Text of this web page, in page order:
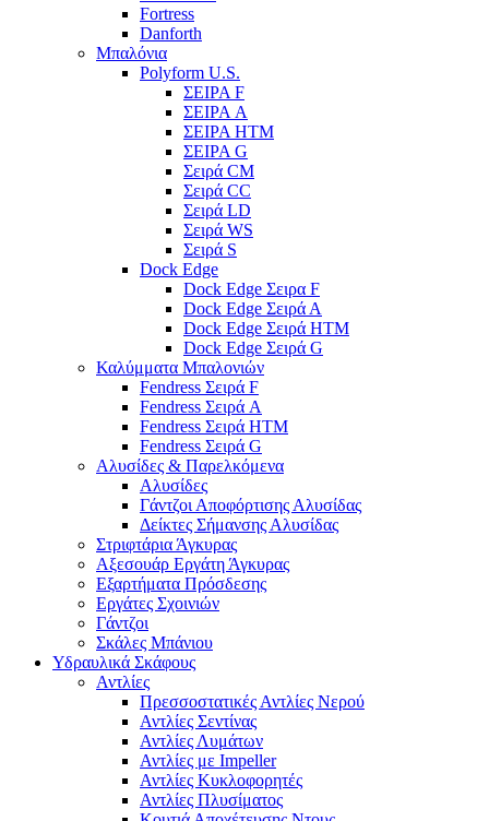
Fortress
Danforth
Μπαλόνια
Polyform U.S.
ΣΕΙΡΑ F
ΣΕΙΡΑ A
ΣΕΙΡΑ HTM
ΣΕΙΡΑ G
Σειρά CM
Σειρά CC
Σειρά LD
Σειρά WS
Σειρά S
Dock Edge
Dock Edge Σειρα F
Dock Edge Σειρά Α
Dock Edge Σειρά HTM
Dock Edge Σειρά G
Καλύμματα Μπαλονιών
Fendress Σειρά F
Fendress Σειρά A
Fendress Σειρά HTM
Fendress Σειρά G
Αλυσίδες & Παρελκόμενα
Αλυσίδες
Γάντζοι Αποφόρτισης Αλυσίδας
Δείκτες Σήμανσης Αλυσίδας
Στριφτάρια Άγκυρας
Αξεσουάρ Εργάτη Άγκυρας
Εξαρτήματα Πρόσδεσης
Εργάτες Σχοινιών
Γάντζοι
Σκάλες Μπάνιου
Υδραυλικά Σκάφους
Αντλίες
Πρεσσοστατικές Αντλίες Νερού
Αντλίες Σεντίνας
Αντλίες Λυμάτων
Αντλίες με Impeller
Αντλίες Κυκλοφορητές
Αντλίες Πλυσίματος